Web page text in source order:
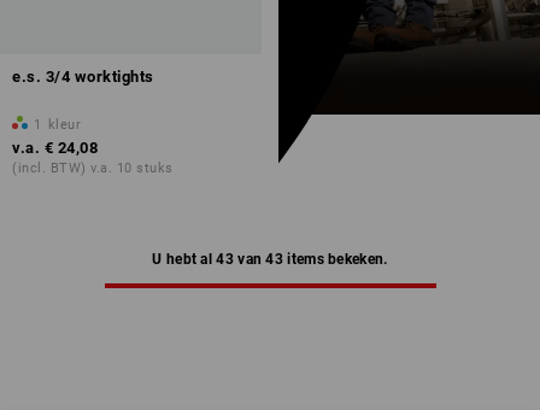
e.s. 3/4 worktights
1 kleur
v.a. € 24,08
(incl. BTW) v.a. 10 stuks
U hebt al 43 van 43 items bekeken.